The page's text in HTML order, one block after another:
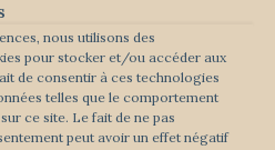
nous utilisons des
pour stocker et/ou accéder aux
de consentir à ces technologies
telles que le comportement
ce site. Le fait de ne pas
peut avoir un effet négatif